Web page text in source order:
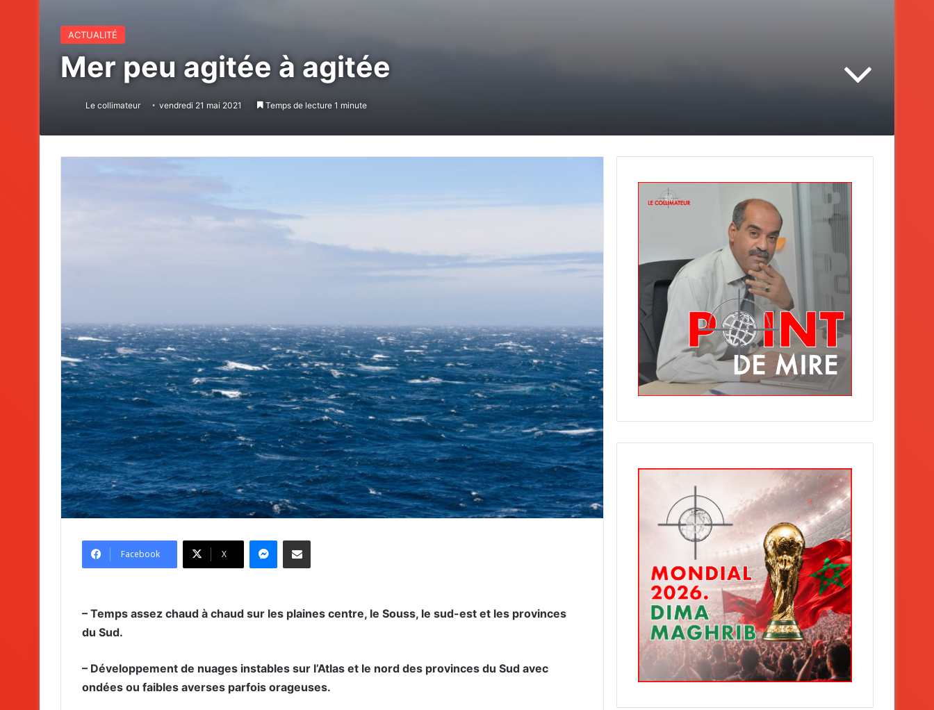
ACTUALITÉ
Mer peu agitée à agitée
Le collimateur vendredi 21 mai 2021 Temps de lecture 1 minute
Facebook X
– Temps assez chaud à chaud sur les plaines centre, le Souss, le sud-est et les provinces
du Sud.
– Développement de nuages instables sur l’Atlas et le nord des provinces du Sud avec
ondées ou faibles averses parfois orageuses.